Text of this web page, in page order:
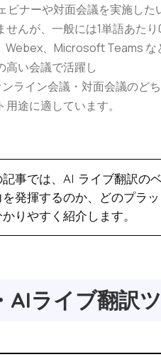
ビナーや対面会議を実施し
せんが、一般には1単語あた
Webex、Microsoft Teams
高い会議で活躍し
ライン会議・対面会議のど
途に適しています。
記事では、AI ライブ翻訳の
を発揮するのか、どのプラ
かりやすく紹介します。
AIライブ翻訳